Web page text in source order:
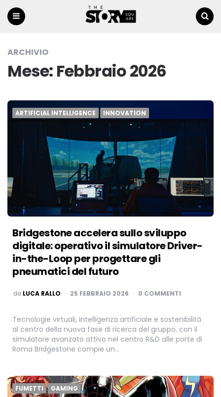
ARCHIVIO
Mese: Febbraio 2026
ARTIFICIAL INTELLIGENCE INNOVATION
Bridgestone accelera sullo sviluppo
digitale: operativo il simulatore Driver-
in-the-Loop per progettare gli
pneumatici del futuro
PUBBLICATO
da LUCA RALLO 25 FEBBRAIO 2026 0 COMMENTI
Tecnologie virtuali, intelligenza artificiale e sostenibilità
al centro della nuova fase di ricerca del gruppo, con il
simulatore avanzato attivo nel centro R&D alle porte di
Roma Bridgestone compie un…
FUMETTI GAMING